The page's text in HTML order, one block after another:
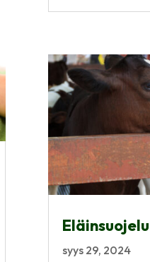
syys 29, 2024